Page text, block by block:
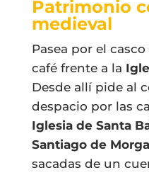
Patrimonio
medieval
Pasea por el
café frente a la
Desde allí pide al
despacio por las
Iglesia de Santa
Santiago de
sacadas de un